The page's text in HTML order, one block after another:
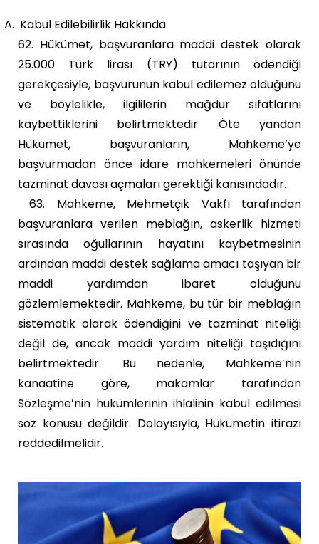
A. Kabul Edilebilirlik Hakkında
62. Hükümet, başvuranlara maddi destek olarak
25.000 Türk lirası (TRY) tutarının ödendiği
gerekçesiyle, başvurunun kabul edilemez olduğunu
ve böylelikle, ilgililerin mağdur sıfatlarını
kaybettiklerini belirtmektedir. Öte yandan
Hükümet, başvuranların, Mahkeme’ye
başvurmadan önce idare mahkemeleri önünde
tazminat davası açmaları gerektiği kanısındadır.
63. Mahkeme, Mehmetçik Vakfı tarafından
başvuranlara verilen meblağın, askerlik hizmeti
sırasında oğullarının hayatını kaybetmesinin
ardından maddi destek sağlama amacı taşıyan bir
maddi yardımdan ibaret olduğunu
gözlemlemektedir. Mahkeme, bu tür bir meblağın
sistematik olarak ödendiğini ve tazminat niteliği
değil de, ancak maddi yardım niteliği taşıdığını
belirtmektedir. Bu nedenle, Mahkeme’nin
kanaatine göre, makamlar tarafından
Sözleşme’nin hükümlerinin ihlalinin kabul edilmesi
söz konusu değildir. Dolayısıyla, Hükümetin itirazı
reddedilmelidir.